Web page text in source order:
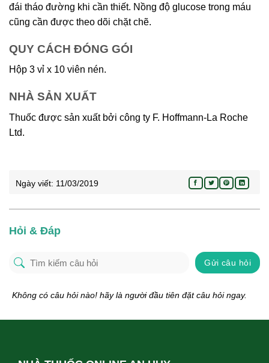
đái tháo đường khi cần thiết. Nồng độ glucose trong máu
cũng cần được theo dõi chặt chẽ.
QUY CÁCH ĐÓNG GÓI
Hộp 3 vỉ x 10 viên nén.
NHÀ SẢN XUẤT
Thuốc được sản xuất bởi công ty F. Hoffmann-La Roche
Ltd.
Ngày viết: 11/03/2019
Hỏi & Đáp
Gửi câu hỏi
Không có câu hỏi nào! hãy là người đầu tiên đặt câu hỏi ngay.